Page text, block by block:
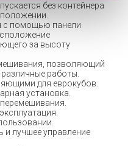
без контейнера
с помощью панели
за высоту
позволяющий
работы.
для еврокубов.
установка.
лучшее управление